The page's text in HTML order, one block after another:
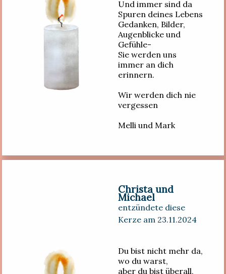
Und immer sind da
Spuren deines Lebens
Gedanken, Bilder,
Augenblicke und
Gefühle-
Sie werden uns
immer an dich
erinnern.
Wir werden dich nie
vergessen
Melli und Mark
Christa und
Michael
entzündete diese
Kerze am 23.11.2024
Du bist nicht mehr da,
wo du warst,
aber du bist überall,